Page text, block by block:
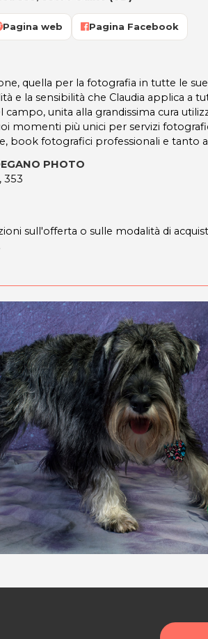
Pagina web Pagina Facebook
quella per la fotografia in tutte le
e la sensibilità che Claudia applica a
campo, unita alla grandissima cura
momenti più unici per servizi
book fotografici professionali e tanto
PHOTO
353
sull'offerta o sulle modalità di